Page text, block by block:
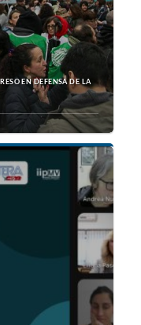
EN DEFENSA DE LA